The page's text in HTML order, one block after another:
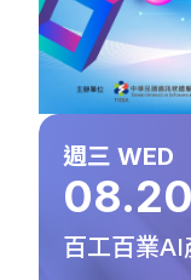
週三 WED
08.20
百工百業AI